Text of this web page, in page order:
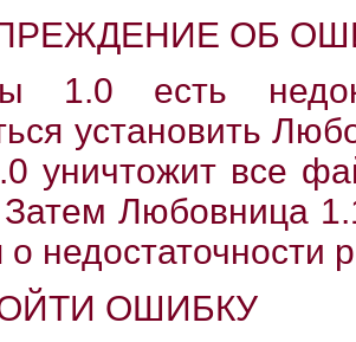
ОБ
1.0 есть
установить
уничтожит все
Любовница
о недостаточности
ОШИБКУ